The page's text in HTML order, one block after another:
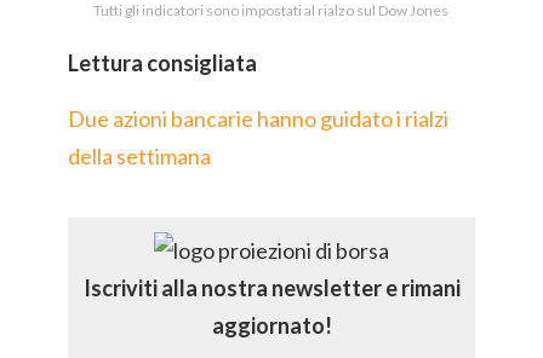
Tutti gli indicatori sono impostati al rialzo sul Dow Jones
Lettura consigliata
Due azioni bancarie hanno guidato i rialzi
della settimana
Iscriviti alla nostra newsletter e rimani
aggiornato!